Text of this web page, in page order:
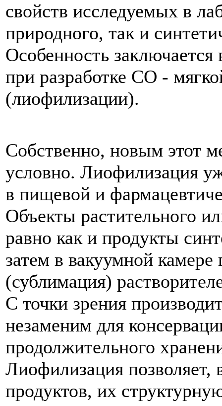
свойств исследуемых в
природного, так и
Особенность заключается
при разработке СО -
(лиофилизации).
Собственно, новым этот
условно. Лиофилизация
в пищевой и
Объекты растительного
равно как и продукты
затем в вакуумной камере
(сублимация)
С точки зрения
незаменим для
продолжительного
Лиофилизация позволяет,
продуктов, их